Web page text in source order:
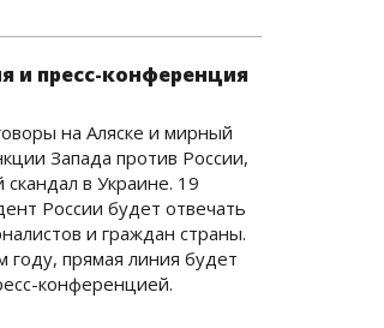
и пресс-конференция
на Аляске и мирный
Запада против России,
в Украине. 19
России будет отвечать
и граждан страны.
году, прямая линия будет
конференцией.